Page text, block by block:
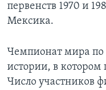
первенств 1970 и
Мексика.
Чемпионат мира по
истории, в котором
Число участников